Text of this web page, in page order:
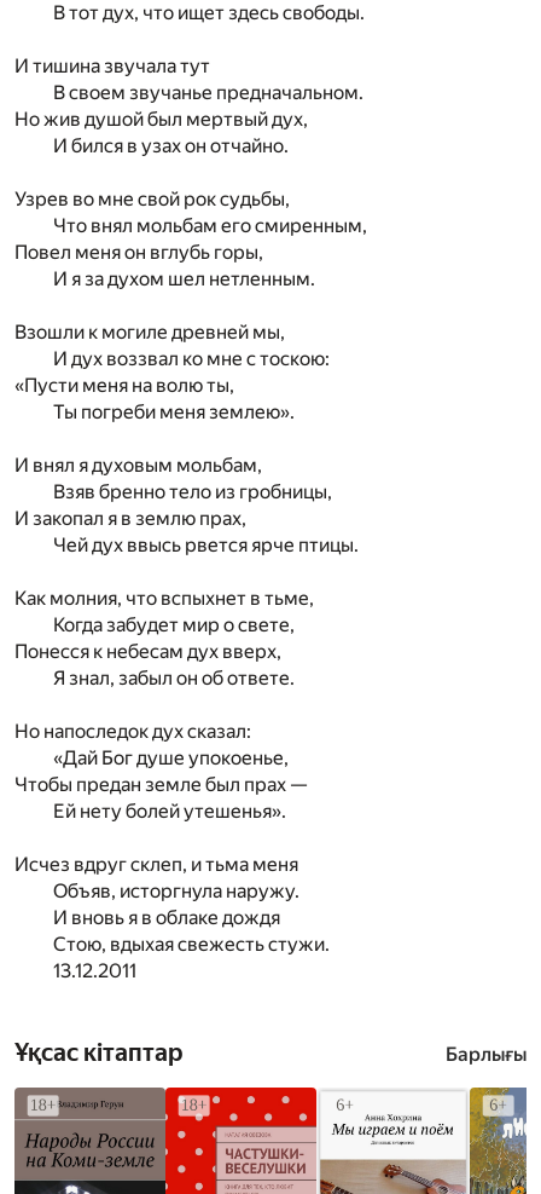
В тот дух, что ищет здесь свободы.
И тишина звучала тут
В своем звучанье предначальном.
Но жив душой был мертвый дух,
И бился в узах он отчайно.
Узрев во мне свой рок судьбы,
Что внял мольбам его смиренным,
Повел меня он вглубь горы,
И я за духом шел нетленным.
Взошли к могиле древней мы,
И дух воззвал ко мне с тоскою:
«Пусти меня на волю ты,
Ты погреби меня землею».
И внял я духовым мольбам,
Взяв бренно тело из гробницы,
И закопал я в землю прах,
Чей дух ввысь рвется ярче птицы.
Как молния, что вспыхнет в тьме,
Когда забудет мир о свете,
Понесся к небесам дух вверх,
Я знал, забыл он об ответе.
Но напоследок дух сказал:
«Дай Бог душе упокоенье,
Чтобы предан земле был прах —
Ей нету болей утешенья».
Исчез вдруг склеп, и тьма меня
Объяв, исторгнула наружу.
И вновь я в облаке дождя
Стою, вдыхая свежесть стужи.
13.12.2011
Ұқсас кітаптар Барлығы